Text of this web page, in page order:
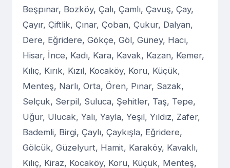
Beşpınar, Bozköy, Çalı, Çamlı, Çavuş, Çay,
Çayır, Çiftlik, Çınar, Çoban, Çukur, Dalyan,
Dere, Eğridere, Gökçe, Göl, Güney, Hacı,
Hisar, İnce, Kadı, Kara, Kavak, Kazan, Kemer,
Kılıç, Kırık, Kızıl, Kocaköy, Koru, Küçük,
Menteş, Narlı, Orta, Ören, Pınar, Sazak,
Selçuk, Serpil, Suluca, Şehitler, Taş, Tepe,
Uğur, Ulucak, Yalı, Yayla, Yeşil, Yıldız, Zafer,
Bademli, Birgi, Çaylı, Çaykışla, Eğridere,
Gölcük, Güzelyurt, Hamit, Karaköy, Kavaklı,
Kılıç, Kiraz, Kocaköy, Koru, Küçük, Menteş,